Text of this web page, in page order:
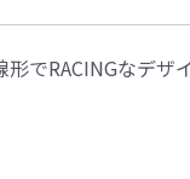
でRACINGなデザイ